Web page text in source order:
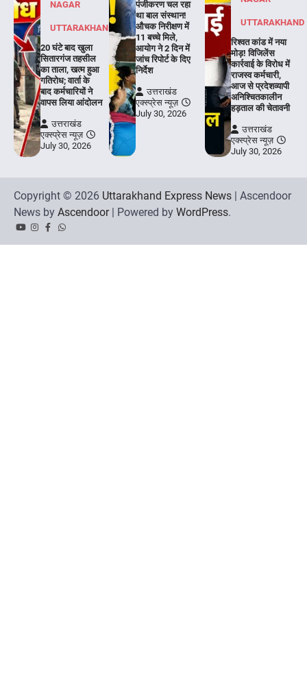
NAGAR
UTTARAKHAND
20 घंटे बाद खुला
सितारगंज तहसील
का ताला, खत्म हुआ
गतिरोध; वार्ता के
बाद कर्मचारियों ने
वापस लिया आंदोलन
उत्तराखंड
एक्स्प्रेस न्यूज़
July 30, 2026
पंजीकरण चल रहा
था बाल संस्थान!
औचक निरीक्षण में
11 बच्चे मिले,
आयोग ने 2 दिन में
जांच रिपोर्ट के दिए
निर्देश
उत्तराखंड
एक्स्प्रेस न्यूज़
July 30, 2026
UTTARAKHAND
रिश्वत कांड में नया
मोड़! विजिलेंस
कार्रवाई के विरोध में
राजस्व कर्मचारी,
आज से प्रदेशव्यापी
अनिश्चितकालीन
हड़ताल की चेतावनी
उत्तराखंड
एक्स्प्रेस न्यूज़
July 30, 2026
Copyright © 2026 Uttarakhand Express News | Ascendoor
News by Ascendoor| Powered by WordPress.
YouTubeInstagram
Facebook
Whatsapp